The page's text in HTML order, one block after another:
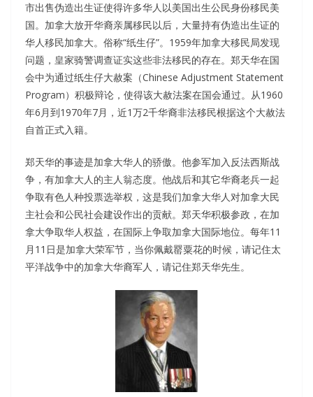
市出售伪造出生证使得许多华人以美国出生公民身份移民美
国。加拿大放开华裔亲属移民以后，大量持有伪造出生证的
华人移民加拿大。俗称“纸生仔”。1959年加拿大移民局发现
问题，皇家骑警调查证实这些非法移民的存在。郑天华在国
会中为通过纸生仔大赦案（Chinese Adjustment Statement
Program）积极辩论，使得该大赦法案在国会通过。从1960
年6月到1970年7月，近1万2千华裔非法移民根据这个大赦法
自首正式入籍。
郑天华的事迹是加拿大华人的骄傲。他参军加入反法西斯战
争，有加拿大人的主人翁态度。他战后和其它华裔老兵一起
争取有色人种投票选举权，这是我们加拿大华人对加拿大民
主社会和公民社会建设作出的贡献。郑天华积极参政，在加
拿大争取华人权益，在国际上争取加拿大国际地位。每年11
月11日是加拿大荣军节，当你佩戴罂粟花的时候，请记住太
平洋战争中的加拿大华裔军人，请记住郑天华先生。​